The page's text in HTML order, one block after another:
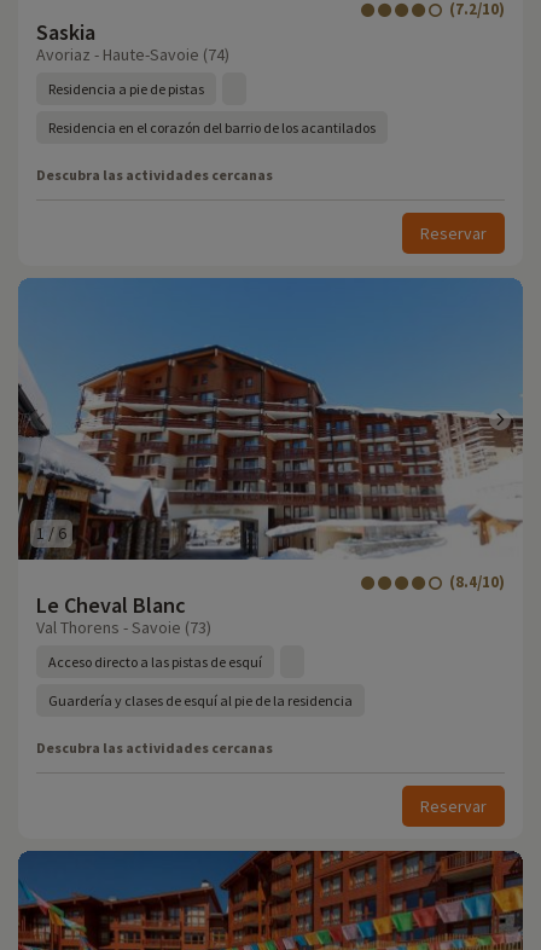
Saskia
(7.2/10)
Avoriaz - Haute-Savoie (74)
Residencia a pie de pistas
Residencia en el corazón del barrio de los acantilados
Descubra las actividades cercanas
Reservar
1 /6
Le Cheval Blanc
(8.4/10)
Val Thorens - Savoie (73)
Acceso directo a las pistas de esquí
Guardería y clases de esquí al pie de la residencia
Descubra las actividades cercanas
Reservar